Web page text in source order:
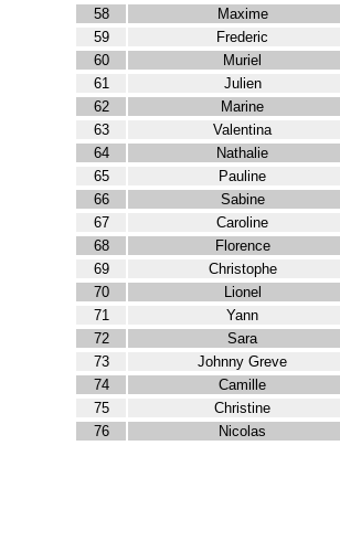
58
Maxime
59
Frederic
60
Muriel
61
Julien
62
Marine
63
Valentina
64
Nathalie
65
Pauline
66
Sabine
67
Caroline
68
Florence
69
Christophe
70
Lionel
71
Yann
72
Sara
73
Johnny Greve
74
Camille
75
Christine
76
Nicolas